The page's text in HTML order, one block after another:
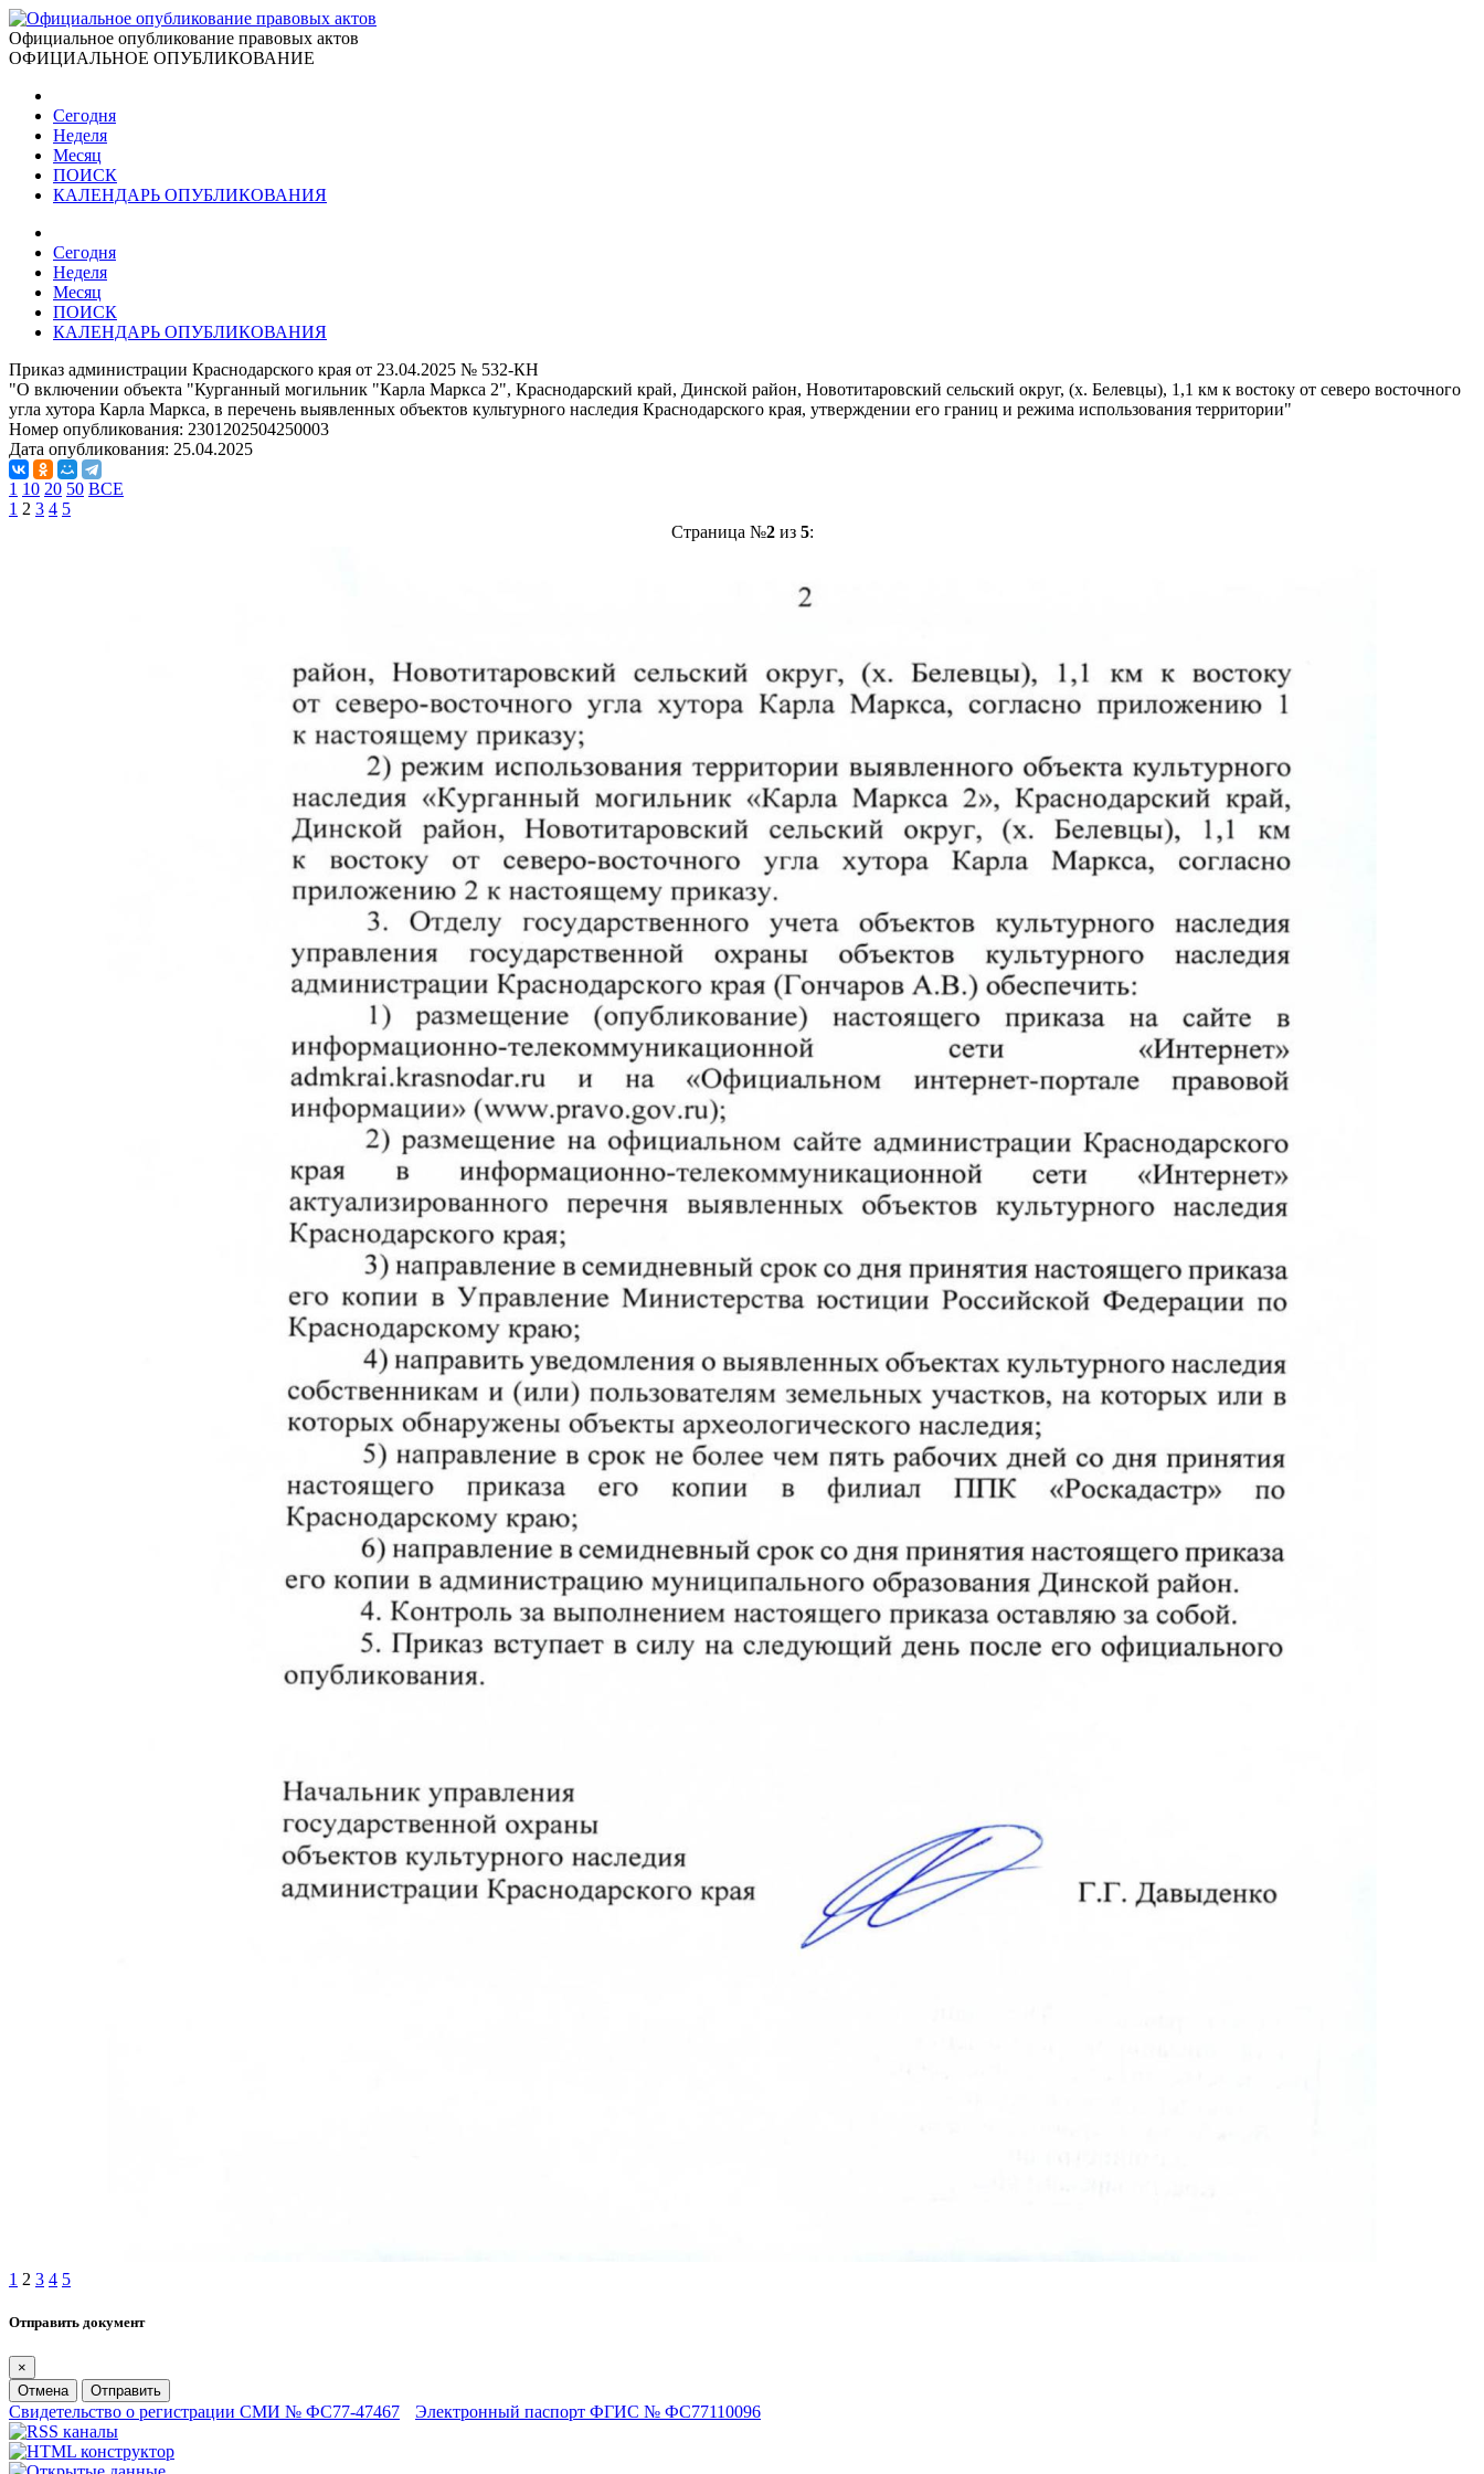
Официальное опубликование правовых актов
ОФИЦИАЛЬНОЕ ОПУБЛИКОВАНИЕ
Сегодня
Неделя
Месяц
ПОИСК
КАЛЕНДАРЬ ОПУБЛИКОВАНИЯ
Сегодня
Неделя
Месяц
ПОИСК
КАЛЕНДАРЬ ОПУБЛИКОВАНИЯ
Приказ администрации Краснодарского края от 23.04.2025 № 532-КН
"О включении объекта "Курганный могильник "Карла Маркса 2", Краснодарский край, Динской район, Новотитаровский сельский округ, (х. Белевцы), 1,1 км к востоку от северо восточного
угла хутора Карла Маркса, в перечень выявленных объектов культурного наследия Краснодарского края, утверждении его границ и режима использования территории"
Номер опубликования: 2301202504250003
Дата опубликования: 25.04.2025
1 10 20 50 ВСЕ
1 2 3 4 5
Страница №2из 5:
1 2 3 4 5
Отправить документ
×
Отмена
Отправить
Свидетельство о регистрации СМИ № ФС77-47467 Электронный паспорт ФГИС № ФС77110096